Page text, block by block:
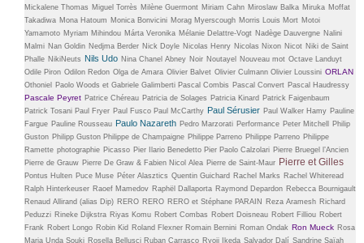
Mickalene Thomas Miguel Torrès Milène Guermont Miriam Cahn Miroslaw Balka Miruka Moffat
Takadiwa Mona Hatoum Monica Bonvicini Morag Myerscough Morris Louis Mort Motoi
Yamamoto Myriam Mihindou Márta Veronika Mélanie Delattre-Vogt Nadège Dauvergne Nalini
Malmi Nan Goldin Nedjma Berder Nick Doyle Nicolas Henry Nicolas Nixon Nicot Niki de Saint
Phalle NikiNeuts Nils Udo Nina Chanel Abney Noir Noutayel Nouveau mot Octave Landuyt
Odile Piron Odilon Redon Olga de Amara Olivier Balvet Olivier Culmann Olivier Loussini ORLAN
Othoniel Paolo Woods et Gabriele Galimberti Pascal Combis Pascal Convert Pascal Haudressy
Pascale Peyret Patrice Chéreau Patricia de Solages Patricia Kinard Patrick Faigenbaum
Patrick Tosani Paul Fryer Paul Fusco Paul McCarthy Paul Sérusier Paul Walker Hamy Pauline
Fargue Pauline Rousseau Paulo Nazareth Pedro Marzorati Performance Peter Mitchell
Philip
Guston Philipp Guston Philippe de Champaigne Philippe Parreno Philippe Parreno Philippe
Ramette photographie Picasso Pier Ilario Benedetto Pier Paolo Calzolari Pierre Bruegel l’Ancien
Pierre de Grauw Pierre De Graw & Fabien Nicol Alea Pierre de Saint-Maur Pierre et Gilles
Pontus Hulten Puce Muse Péter Alasztics Quentin Guichard Rachel Marks Rachel Whiteread
Ralph Hinterkeuser Raoef Mamedov Raphël Dallaporta Raymond Depardon Rebecca Bournigault
Renaud Allirand (alias Dip) RERO RERO RERO et Stéphane PARAIN Reza Aramesh Richard
Peduzzi Rineke Dijkstra Riyas Komu Robert Combas Robert Doisneau Robert Filliou Robert
Frank Robert Longo Robin Kid Roland Flexner Romain Bernini Roman Ondak Ron Mueck Rosa
Maria Unda Souki Rosella Bellusci Ruban Carrasco Ryoji Ikeda Salvador Dalí Sandrine Saïah